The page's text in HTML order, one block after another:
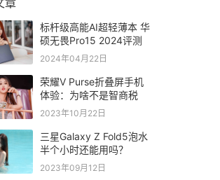
章
标杆级高能AI超轻薄本 华
硕无畏Pro15 2024评测
2024年04月22日
荣耀V Purse折叠屏手机
体验：为啥不是智商税
2023年10月22日
三星Galaxy Z Fold5泡水
半个小时还能用吗？
2023年09月12日